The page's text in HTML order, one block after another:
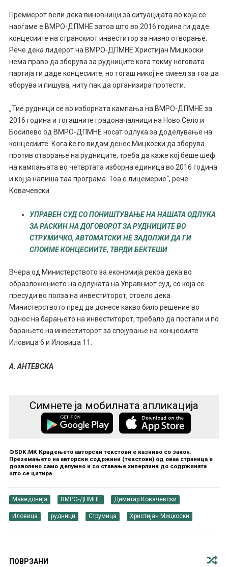
Премиерот вели дека виновници за ситуацијата во која се
наоѓаме е ВМРО-ДПМНЕ затоа што во 2016 година ги даде
концесиите на странскиот инвеститор за нивно отворање.
Рече дека лидерот на ВМРО-ДПМНЕ Христијан Мицкоски
нема право да зборува за рудниците кога токму неговата
партија ги даде концесиите, но тогаш никој не смеел за тоа да
зборува и пишува, ниту пак да организира протести.
„Тие рудници се во изборната кампања на ВМРО-ДПМНЕ за
2016 година и тогашните градоначалници на Ново Село и
Босилево од ВМРО-ДПМНЕ носат одлука за доделување на
концесиите. Кога ќе го видам денес Мицкоски да зборува
против отворање на рудниците, треба да каже кој беше шеф
на кампањата во четвртата изборна единица во 2016 година
и кој ја напиша таа програма. Тоа е лицемерие“, рече
Ковачевски.
УПРАВЕН СУД СО ПОНИШТУВАЊЕ НА НАШАТА ОДЛУКА
ЗА РАСКИН НА ДОГОВОРОТ ЗА РУДНИЦИТЕ ВО
СТРУМИЧКО, АВТОМАТСКИ НЀ ЗАДОЛЖИ ДА ГИ
СПОИМЕ КОНЦЕСИИТЕ, ТВРДИ БЕКТЕШИ
Вчера од Министерството за економија рекоа дека во
образложението на одлуката на Управниот суд, со која се
пресуди во полза на инвеститорот, стоело дека
Министерството пред да донесе какво било решение во
однос на барањето на инвеститорот, требало да постапи и по
барањето на инвеститорот за спојување на концесиите
Иловица 6 и Иловица 11.
А. АНТЕВСКА
Симнете ја мобилната апликација
©SDK.MK Крадењето авторски текстови е казниво со закон.
Преземањето на авторски содржини (текстови) од оваа страница е
дозволено само делумно и со ставање хиперлинк до содржината
што се цитира
Македонија ВМРО-ДПМНЕ Димитар Ковачевски
Иловица рудници Струмица Христијан Мицкоски
ПОВРЗАНИ